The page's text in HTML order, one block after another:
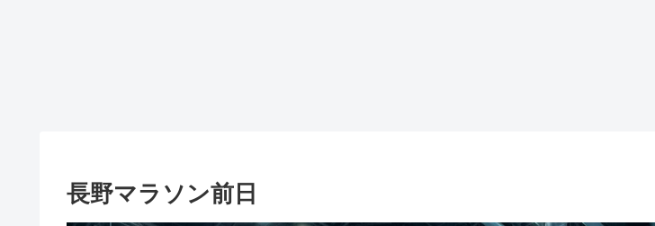
長野マラソン前日